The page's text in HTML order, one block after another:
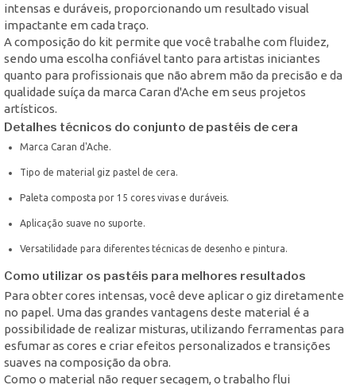
intensas e duráveis, proporcionando um resultado visual
impactante em cada traço.
A composição do kit permite que você trabalhe com fluidez,
sendo uma escolha confiável tanto para artistas iniciantes
quanto para profissionais que não abrem mão da precisão e da
qualidade suíça da marca Caran d'Ache em seus projetos
artísticos.
Detalhes técnicos do conjunto de pastéis de cera
Marca Caran d'Ache.
Tipo de material giz pastel de cera.
Paleta composta por 15 cores vivas e duráveis.
Aplicação suave no suporte.
Versatilidade para diferentes técnicas de desenho e pintura.
Como utilizar os pastéis para melhores resultados
Para obter cores intensas, você deve aplicar o giz diretamente
no papel. Uma das grandes vantagens deste material é a
possibilidade de realizar misturas, utilizando ferramentas para
esfumar as cores e criar efeitos personalizados e transições
suaves na composição da obra.
Como o material não requer secagem, o trabalho flui